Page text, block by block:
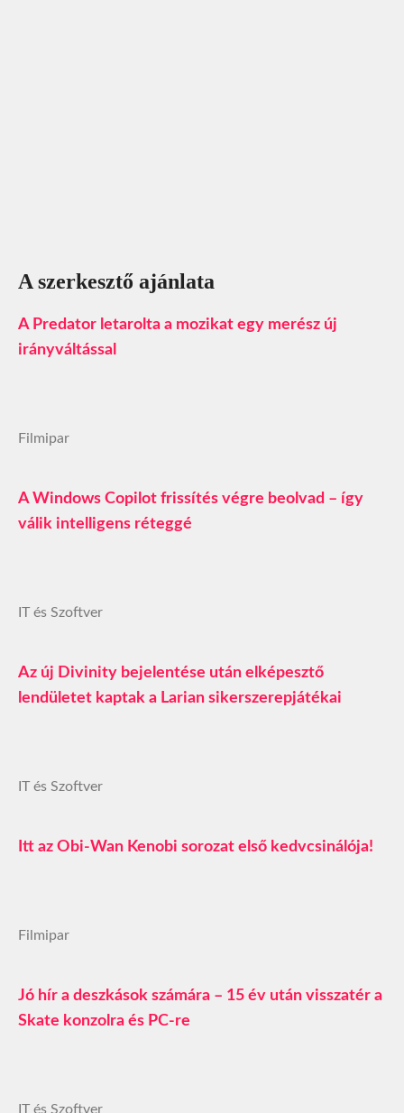
A szerkesztő ajánlata
A Predator letarolta a mozikat egy merész új
irányváltással
Filmipar
A Windows Copilot frissítés végre beolvad – így
válik intelligens réteggé
IT és Szoftver
Az új Divinity bejelentése után elképesztő
lendületet kaptak a Larian sikerszerepjátékai
IT és Szoftver
Itt az Obi-Wan Kenobi sorozat első kedvcsinálója!
Filmipar
Jó hír a deszkások számára – 15 év után visszatér a
Skate konzolra és PC-re
IT és Szoftver